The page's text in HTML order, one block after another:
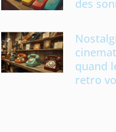
des
quand
retro